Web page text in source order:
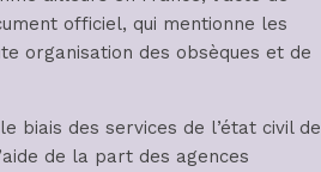
officiel, qui mentionne les
organisation des obsèques et de
biais des services de l’état civil de
de la part des agences